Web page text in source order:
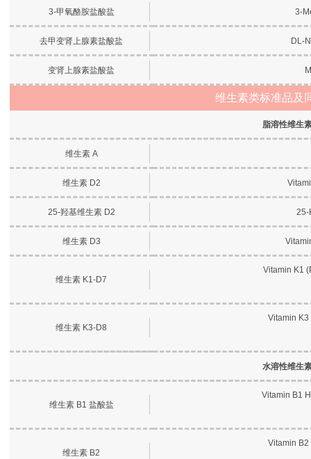
3-甲氧酪胺盐酸盐 3-
去甲变肾上腺素盐酸盐 DL-
变肾上腺素盐酸盐
维生素类标准品及
脂溶性维生
维生素 A
维生素 D2
25-羟基维生素 D2 25-
维生素 D3
维生素 K1-D7
Vitamin K1
维生素 K3-D8
Vitamin
水溶性维生
维生素 B1 盐酸盐
Vitamin B1
维生素 B2
Vitamin